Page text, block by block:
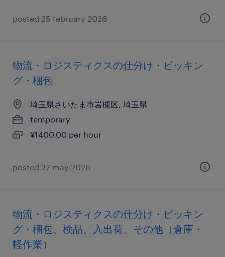
posted 25 february 2026
物流・ロジスティクスの仕分け・ピッキン
グ・梱包
埼玉県さいたま市岩槻区, 埼玉県
temporary
¥1400.00 per hour
posted 27 may 2026
物流・ロジスティクスの仕分け・ピッキン
グ・梱包、検品、入出荷、その他（倉庫・
軽作業）